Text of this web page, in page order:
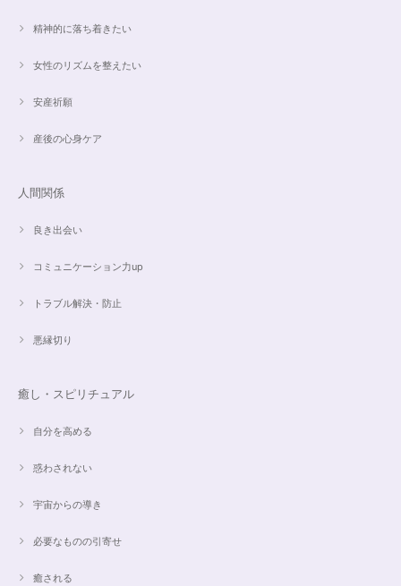
精神的に落ち着きたい
女性のリズムを整えたい
安産祈願
産後の心身ケア
人間関係
良き出会い
コミュニケーション力up
トラブル解決・防止
悪縁切り
癒し・スピリチュアル
自分を高める
惑わされない
宇宙からの導き
必要なものの引寄せ
癒される